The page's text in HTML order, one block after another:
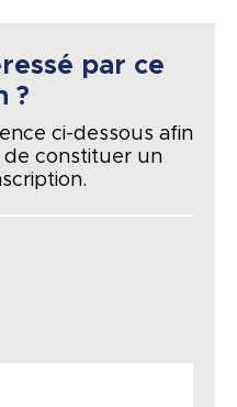
par ce
?
ci-dessous afin
de constituer un